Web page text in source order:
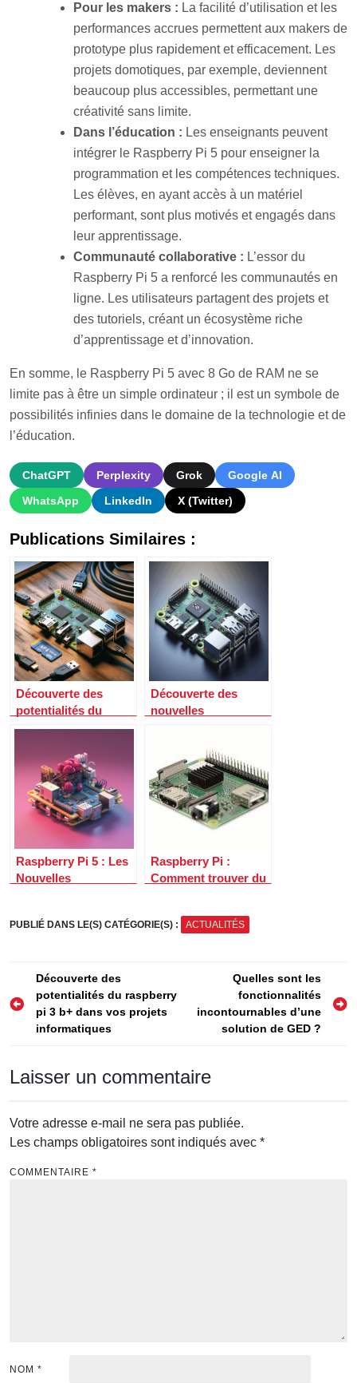
Pour les makers : La facilité d’utilisation et les
performances accrues permettent aux makers de
prototype plus rapidement et efficacement. Les
projets domotiques, par exemple, deviennent
beaucoup plus accessibles, permettant une
créativité sans limite.
Dans l’éducation : Les enseignants peuvent
intégrer le Raspberry Pi 5 pour enseigner la
programmation et les compétences techniques.
Les élèves, en ayant accès à un matériel
performant, sont plus motivés et engagés dans
leur apprentissage.
Communauté collaborative : L’essor du
Raspberry Pi 5 a renforcé les communautés en
ligne. Les utilisateurs partagent des projets et
des tutoriels, créant un écosystème riche
d’apprentissage et d’innovation.
En somme, le Raspberry Pi 5 avec 8 Go de RAM ne se
limite pas à être un simple ordinateur ; il est un symbole de
possibilités infinies dans le domaine de la technologie et de
l’éducation.
ChatGPT Perplexity Grok
Google AI
WhatsApp
LinkedIn X (Twitter)
Publications Similaires :
Découverte des
potentialités du
raspberry pi 3 b+
informatiques
Découverte des
nouvelles
Raspberry Pi 5 : Les
Nouvelles
Dernière Version du
Raspberry Pi :
Comment trouver du
PUBLIÉ DANS LE(S) CATÉGORIE(S) : ACTUALITÉS
Navigation
de
l’article
Découverte des
potentialités du raspberry
pi 3 b+ dans vos projets
informatiques
Quelles sont les
fonctionnalités
incontournables d’une
solution de GED ?
Laisser un commentaire
Votre adresse e-mail ne sera pas publiée.
Les champs obligatoires sont indiqués avec *
COMMENTAIRE *
NOM *